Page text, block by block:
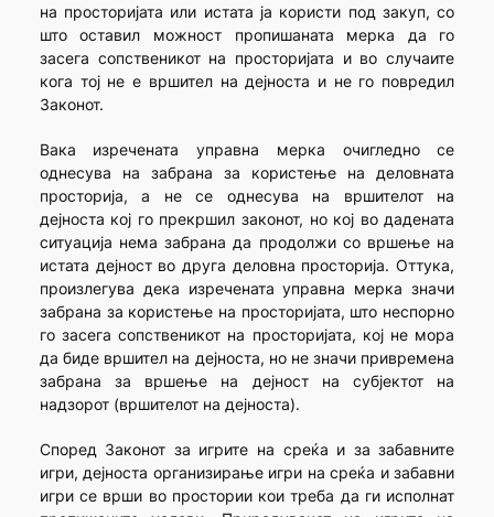
на просторијата или истата ја користи под закуп, со
што оставил можност пропишаната мерка да го
засега сопственикот на просторијата и во случаите
кога тој не е вршител на дејноста и не го повредил
Законот.
Вака изречената управна мерка очигледно се
однесува на забрана за користење на деловната
просторија, а не се однесува на вршителот на
дејноста кој го прекршил законот, но кој во дадената
ситуација нема забрана да продолжи со вршење на
истата дејност во друга деловна просторија. Оттука,
произлегува дека изречената управна мерка значи
забрана за користење на просторијата, што неспорно
го засега сопственикот на просторијата, кој не мора
да биде вршител на дејноста, но не значи привремена
забрана за вршење на дејност на субјектот на
надзорот (вршителот на дејноста).
Според Законот за игрите на среќа и за забавните
игри, дејноста организирање игри на среќа и забавни
игри се врши во простории кои треба да ги исполнат